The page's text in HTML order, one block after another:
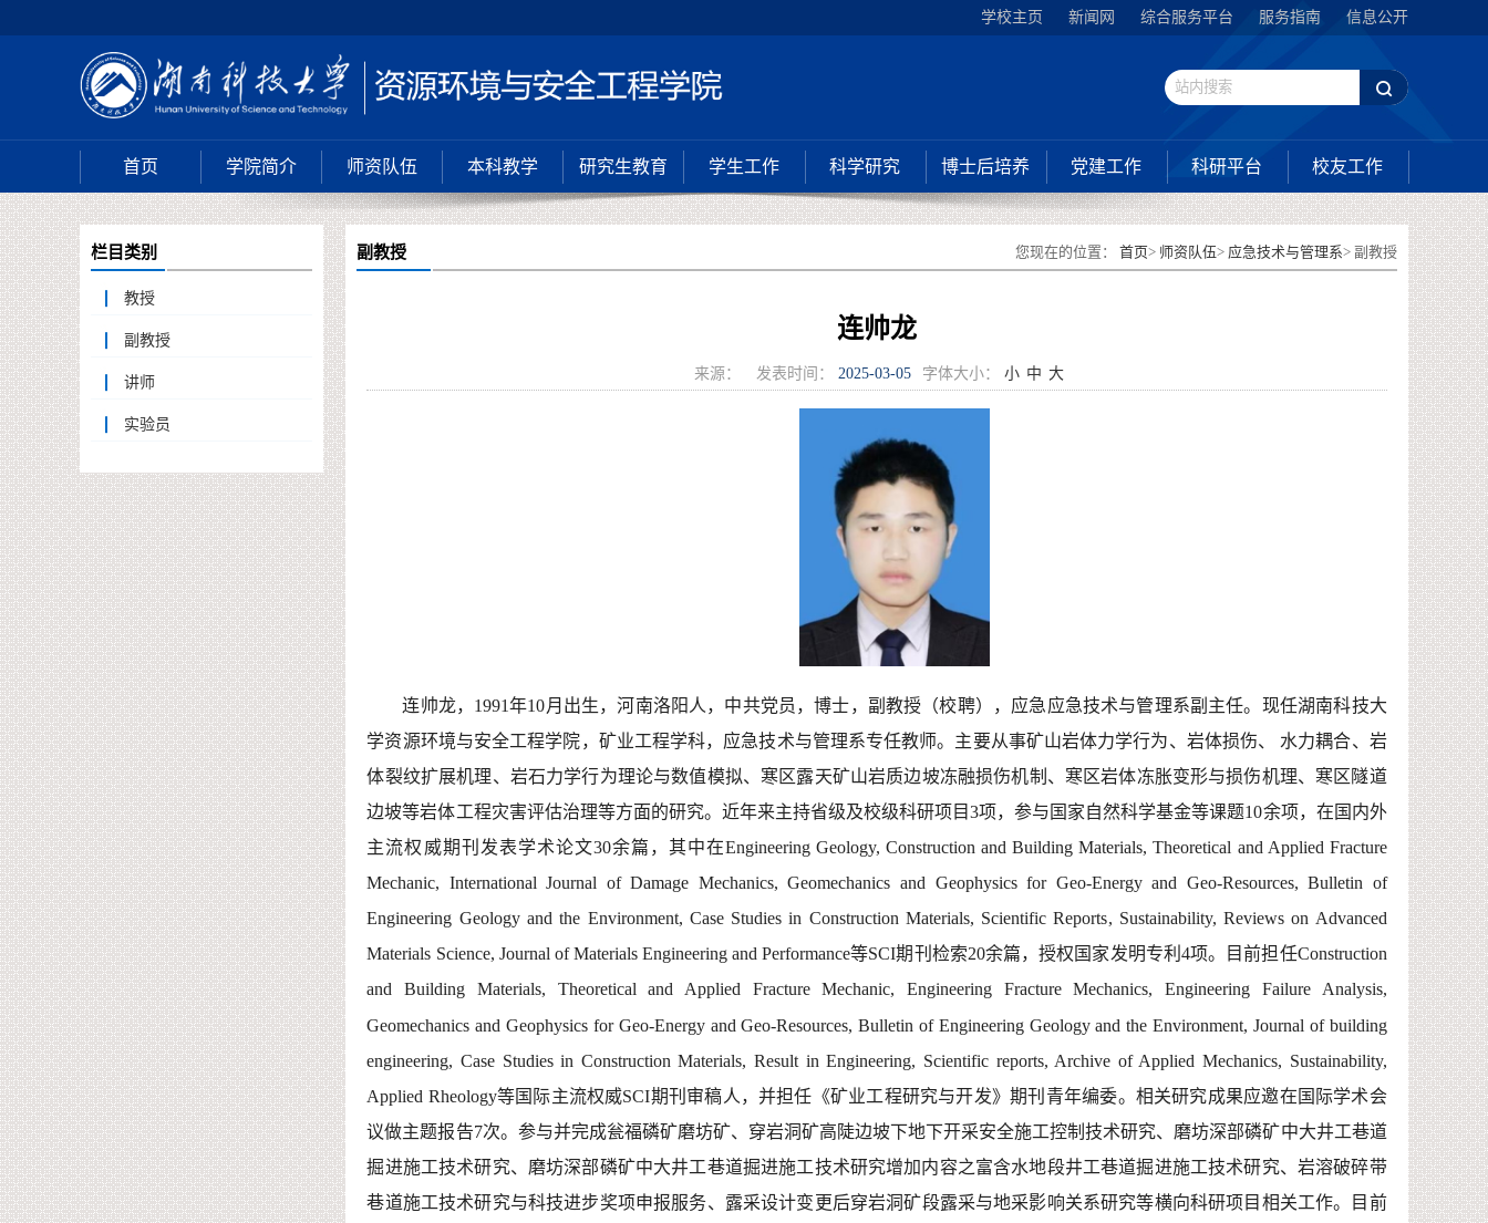
学校主页 新闻网 综合服务平台 服务指南 信息公开
首页 学院简介 师资队伍 本科教学 研究生教育 学生工作 科学研究 博士后培养 党建工作 科研平台 校友工作
栏目类别
教授
副教授
讲师
实验员
副教授 您现在的位置： 首页> 师资队伍> 应急技术与管理系> 副教授
连帅龙
来源： 发表时间： 2025-03-05 字体大小： 小 中 大
连帅龙， 1991年10月出生，河南洛阳人 ， 中共党员，博士，副教授（校聘），应急应急技术与管理系副主任。 现任湖南科技大
学资源环境与安全工程学院，矿业工程学科， 应急技术与管理系专任教师。 主要从事矿山岩体力学行为、岩体损伤、 水力耦合、 岩
体裂纹扩展机理、岩石力学行为理论与数值模拟、寒区露天矿山岩质边坡冻融损伤机制、 寒区岩体冻胀变形与损伤机理、 寒区隧道
边坡等岩体工程灾害评估治理等方面的研究。 近年来主持省级及校级科研项目3项，参与国家自然科学基金等课题10余项， 在国 内外
主流权威期刊发表学术论文30余篇，其中在Engineering Geology, Construction and Building Materials, Theoretical and Applied Fracture
Mechanic, International Journal of Damage Mechanics, Geomechanics and Geophysics for Geo-Energy and Geo-Resources, Bulletin of
Engineering Geology and the Environment, Case Studies in Construction Materials, Scientific Reports, Sustainability,Reviews on Advanced
Materials Science, Journal of Materials Engineering and Performance等SCI期刊检索20余篇，授权国家发明专利 4项。目前担任Construction
and Building Materials, Theoretical and Applied Fracture Mechanic, Engineering Fracture Mechanics, Engineering Failure Analysis,
Geomechanics and Geophysics for Geo-Energy and Geo-Resources,Bulletin of Engineering Geology and the Environment, Journal of building
engineering,Case Studies in Construction Materials, Result in Engineering, Scientific reports, Archive of Applied Mechanics, Sustainability,
Applied Rheology等国际主流权威SCI期刊审稿人 ，并担任《矿业工程研究与开发》期刊青年编委。 相关研究成果应邀在国际学术会
议做主题报告7次。 参与并完成瓮福磷矿磨坊矿、穿岩洞矿高陡边坡下地下开采安全施工控制技术研究、磨坊深部磷矿中大井工巷道
掘进施工技术研究、磨坊深部磷矿中大井工巷道掘进施工技术研究增加内容之富含水地段井工巷道掘进施工技术研究、 岩溶破碎带
巷道施工技术研究与科技进步奖项申报服务、 露采设计变更后穿岩洞矿段露采与地采影响关系研究等横向科研项目相关工作。
目前